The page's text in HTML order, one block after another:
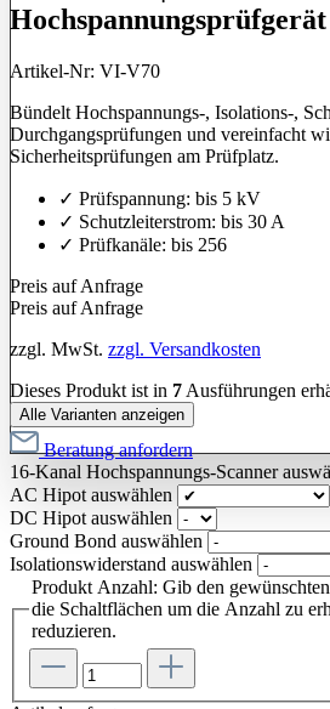
Hochspannungsprüfgerät
Artikel-Nr: VI-V70
Bündelt Hochspannungs-, Isolations-,
Durchgangsprüfungen und vereinfacht
Sicherheitsprüfungen am Prüfplatz.
✓ Prüfspannung: bis 5 kV
✓ Schutzleiterstrom: bis 30 A
✓ Prüfkanäle: bis 256
Preis auf Anfrage
Preis auf Anfrage
zzgl. MwSt. zzgl. Versandkosten
Dieses Produkt ist in 7 Ausführungen
Alle Varianten anzeigen
Beratung anfordern
16-Kanal Hochspannungs-Scanner
AC Hipot auswählen
DC Hipot auswählen
Ground Bond auswählen
Isolationswiderstand auswählen
Produkt Anzahl: Gib den
die Schaltflächen um die Anzahl zu
reduzieren.